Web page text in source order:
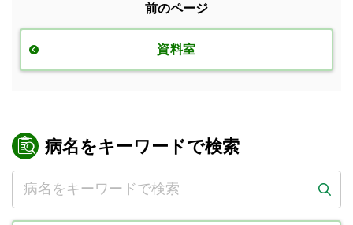
前のページ
資料室
病名をキーワードで検索